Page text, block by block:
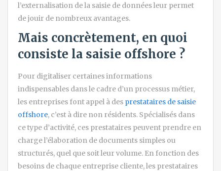
l’externalisation de la saisie de données leur permet
de jouir de nombreux avantages.
Mais concrètement, en quoi
consiste la saisie offshore ?
Pour digitaliser certaines informations
indispensables dans le cadre d’un processus métier,
les entreprises font appel à des prestataires de saisie
offshore, c’est à dire non résidents. Spécialisés dans
ce type d’activité, ces prestataires peuvent prendre en
charge l’élaboration de documents simples ou
structurés, quel que soit leur volume. En fonction des
besoins de chaque entreprise cliente, les prestataires